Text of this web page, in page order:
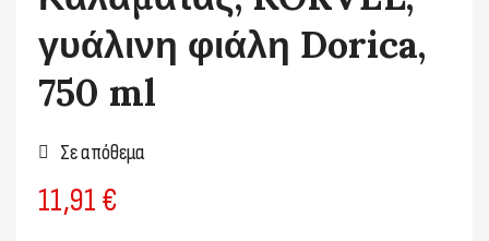
γυάλινη φιάλη Dorica,
750 ml
Σε απόθεμα
11,91 €